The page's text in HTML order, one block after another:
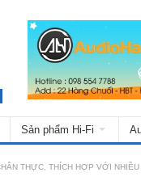
Sản phẩm Hi-Fi
THỰC, THÍCH HỢP VỚI